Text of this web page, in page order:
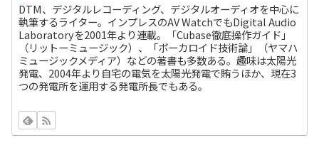
DTM、デジタルレコーディング、デジタルオーディオを中心に
執筆するライター。インプレスのAV WatchでもDigital Audio
Laboratoryを2001年より連載。「Cubase徹底操作ガイド」
（リットーミュージック）、「ボーカロイド技術論」（ヤマハ
ミュージックメディア）などの著書も多数ある。趣味は太陽光
発電、2004年より自宅の電気を太陽光発電で賄うほか、現在3
つの発電所を運用する発電所長でもある。